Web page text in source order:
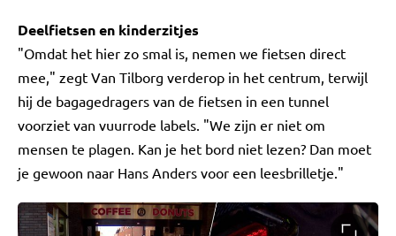
Deelfietsen en kinderzitjes
"Omdat het hier zo smal is, nemen we fietsen direct
mee," zegt Van Tilborg verderop in het centrum, terwijl
hij de bagagedragers van de fietsen in een tunnel
voorziet van vuurrode labels. "We zijn er niet om
mensen te plagen. Kan je het bord niet lezen? Dan moet
je gewoon naar Hans Anders voor een leesbrilletje."